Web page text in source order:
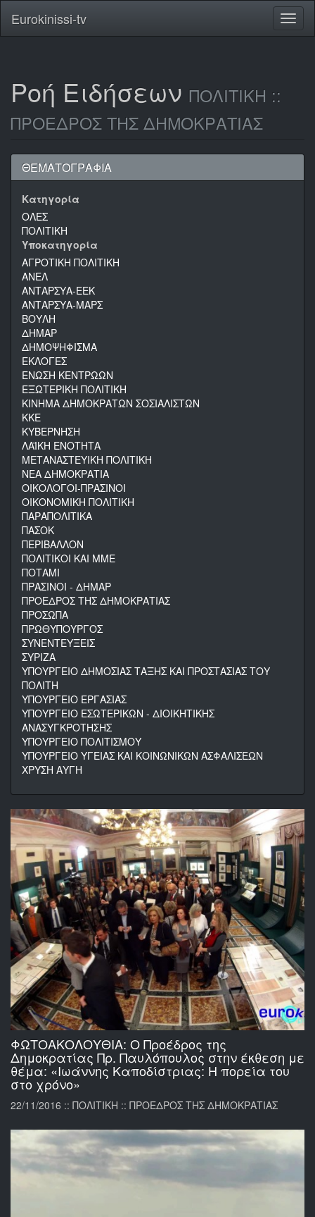
Eurokinissi-tv
Ροή Ειδήσεων ΠΟΛΙΤΙΚΗ ::
ΠΡΟΕΔΡΟΣ ΤΗΣ ΔΗΜΟΚΡΑΤΙΑΣ
ΘΕΜΑΤΟΓΡΑΦΙΑ
Κατηγορία
ΟΛΕΣ
ΠΟΛΙΤΙΚΗ
Υποκατηγορία
ΑΓΡΟΤΙΚΗ ΠΟΛΙΤΙΚΗ
ΑΝΕΛ
ΑΝΤΑΡΣΥΑ-ΕΕΚ
ΑΝΤΑΡΣΥΑ-ΜΑΡΣ
ΒΟΥΛΗ
ΔΗΜΑΡ
ΔΗΜΟΨΗΦΙΣΜΑ
ΕΚΛΟΓΕΣ
ΕΝΩΣΗ ΚΕΝΤΡΩΩΝ
ΕΞΩΤΕΡΙΚΗ ΠΟΛΙΤΙΚΗ
ΚΙΝΗΜΑ ΔΗΜΟΚΡΑΤΩΝ ΣΟΣΙΑΛΙΣΤΩΝ
ΚΚΕ
ΚΥΒΕΡΝΗΣΗ
ΛΑΪΚΗ ΕΝΟΤΗΤΑ
ΜΕΤΑΝΑΣΤΕΥΙΚΗ ΠΟΛΙΤΙΚΗ
ΝΕΑ ΔΗΜΟΚΡΑΤΙΑ
ΟΙΚΟΛΟΓΟΙ-ΠΡΑΣΙΝΟΙ
ΟΙΚΟΝΟΜΙΚΗ ΠΟΛΙΤΙΚΗ
ΠΑΡΑΠΟΛΙΤΙΚΑ
ΠΑΣΟΚ
ΠΕΡΙΒΑΛΛΟΝ
ΠΟΛΙΤΙΚΟΙ ΚΑΙ ΜΜΕ
ΠΟΤΑΜΙ
ΠΡΑΣΙΝΟΙ - ΔΗΜΑΡ
ΠΡΟΕΔΡΟΣ ΤΗΣ ΔΗΜΟΚΡΑΤΙΑΣ
ΠΡΟΣΩΠΑ
ΠΡΩΘΥΠΟΥΡΓΟΣ
ΣΥΝΕΝΤΕΥΞΕΙΣ
ΣΥΡΙΖΑ
ΥΠΟΥΡΓΕΙΟ ΔΗΜΟΣΙΑΣ ΤΑΞΗΣ ΚΑΙ ΠΡΟΣΤΑΣΙΑΣ ΤΟΥ
ΠΟΛΙΤΗ
ΥΠΟΥΡΓΕΙΟ ΕΡΓΑΣΙΑΣ
ΥΠΟΥΡΓΕΙΟ ΕΣΩΤΕΡΙΚΩΝ - ΔΙΟΙΚΗΤΙΚΗΣ
ΑΝΑΣΥΓΚΡΟΤΗΣΗΣ
ΥΠΟΥΡΓΕΙΟ ΠΟΛΙΤΙΣΜΟΥ
ΥΠΟΥΡΓΕΙΟ ΥΓΕΙΑΣ ΚΑΙ ΚΟΙΝΩΝΙΚΩΝ ΑΣΦΑΛΙΣΕΩΝ
ΧΡΥΣΗ ΑΥΓΗ
ΦΩΤΟΑΚΟΛΟΥΘΙΑ: Ο Προέδρος της
Δημοκρατίας Πρ. Παυλόπουλος στην έκθεση με
θέμα: «Ιωάννης Καποδίστριας: Η πορεία του
στο χρόνο»
22/11/2016 :: ΠΟΛΙΤΙΚΗ :: ΠΡΟΕΔΡΟΣ ΤΗΣ ΔΗΜΟΚΡΑΤΙΑΣ